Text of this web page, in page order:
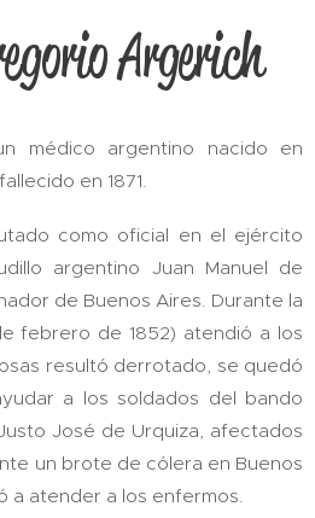
Argerich
médico argentino nacido en
en 1871.
como oficial en el ejército
argentino Juan Manuel de
de Buenos Aires. Durante la
febrero de 1852) atendió a los
resultó derrotado, se quedó
a los soldados del bando
José de Urquiza, afectados
un brote de cólera en Buenos
a atender a los enfermos.